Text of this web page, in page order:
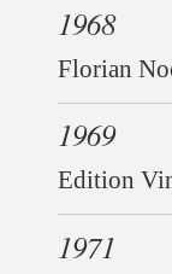
1968
Florian
1969
Edition
1971